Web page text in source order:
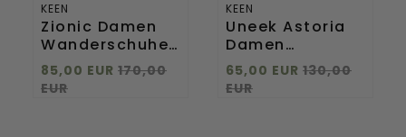
KEEN
Zionic Damen
Wanderschuhe
Fjord
Blue/Evening
Primrose
85,00 EUR 170,00
EUR
KEEN
Uneek Astoria
Damen
Sandalen
Black/Black
65,00 EUR 130,00
EUR